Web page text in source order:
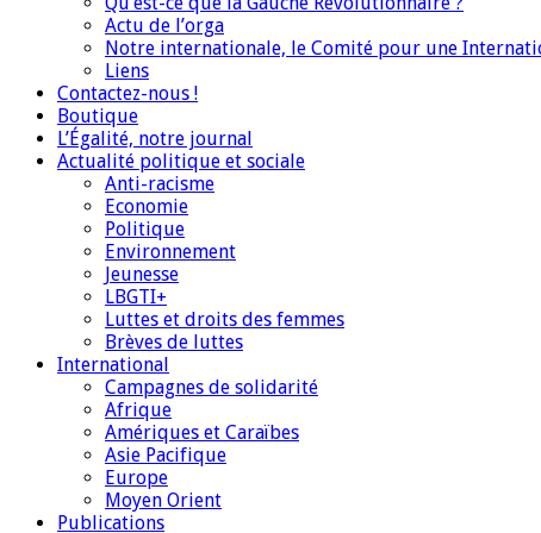
Actu de l’orga
Notre internationale, le Comité pour une
Liens
Contactez-nous !
Boutique
L’Égalité, notre journal
Actualité politique et sociale
Anti-racisme
Economie
Politique
Environnement
Jeunesse
LBGTI+
Luttes et droits des femmes
Brèves de luttes
International
Campagnes de solidarité
Afrique
Amériques et Caraïbes
Asie Pacifique
Europe
Moyen Orient
Publications